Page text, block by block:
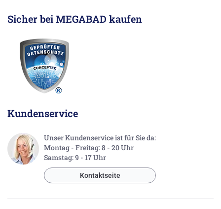
Sicher bei MEGABAD kaufen
Kundenservice
Unser Kundenservice ist für Sie da:
Montag - Freitag: 8 - 20 Uhr
Samstag: 9 - 17 Uhr
Kontaktseite